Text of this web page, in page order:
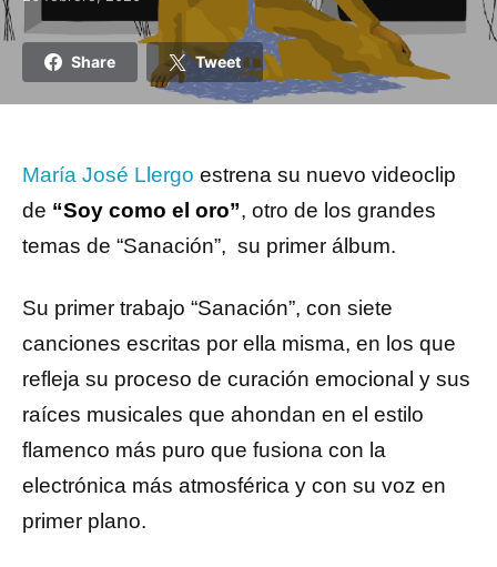
Posted on
Share Tweet
María José Llergo estrena su nuevo videoclip
de “Soy como el oro”, otro de los grandes
temas de “Sanación”, su primer álbum.
Su primer trabajo “Sanación”, con siete
canciones escritas por ella misma, en los que
refleja su proceso de curación emocional y sus
raíces musicales que ahondan en el estilo
flamenco más puro que fusiona con la
electrónica más atmosférica y con su voz en
primer plano.